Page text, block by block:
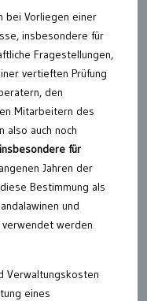
bei Vorliegen einer
insbesondere für
Fragestellungen,
vertieften Prüfung
den
Mitarbeitern des
also auch noch
insbesondere für
Jahren der
Bestimmung als
und
werden
Verwaltungskosten
eines